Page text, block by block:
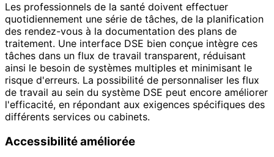
Les professionnels de la santé doivent effectuer
quotidiennement une série de tâches, de la planification
des rendez-vous à la documentation des plans de
traitement. Une interface DSE bien conçue intègre ces
tâches dans un flux de travail transparent, réduisant
ainsi le besoin de systèmes multiples et minimisant le
risque d'erreurs. La possibilité de personnaliser les flux
de travail au sein du système DSE peut encore améliorer
l'efficacité, en répondant aux exigences spécifiques des
différents services ou cabinets.
Accessibilité améliorée